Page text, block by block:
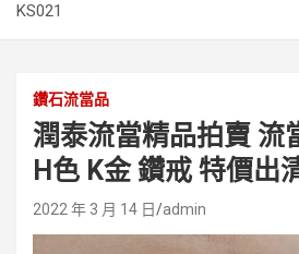
KS021
鑽石流當品
潤泰流當精品拍賣 流
H色 K金 鑽戒 特價出
2022 年 3 月 14 日 admin